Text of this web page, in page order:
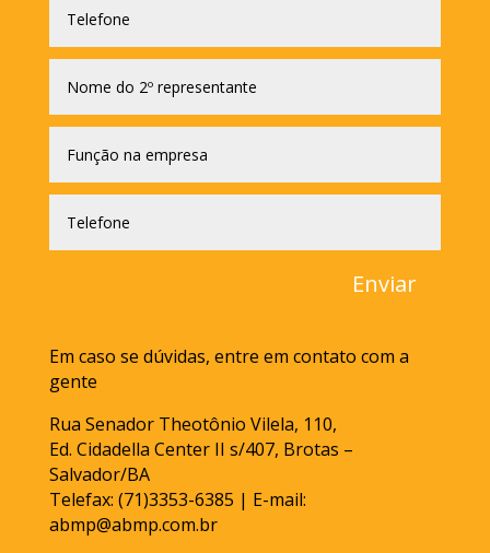
Enviar
Em caso se dúvidas, entre em contato com a
gente
Rua Senador Theotônio Vilela, 110,
Ed. Cidadella Center II s/407, Brotas –
Salvador/BA
Telefax: (71)3353-6385 | E-mail:
abmp@abmp.com.br